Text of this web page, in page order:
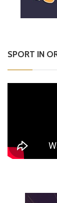
SPORT IN